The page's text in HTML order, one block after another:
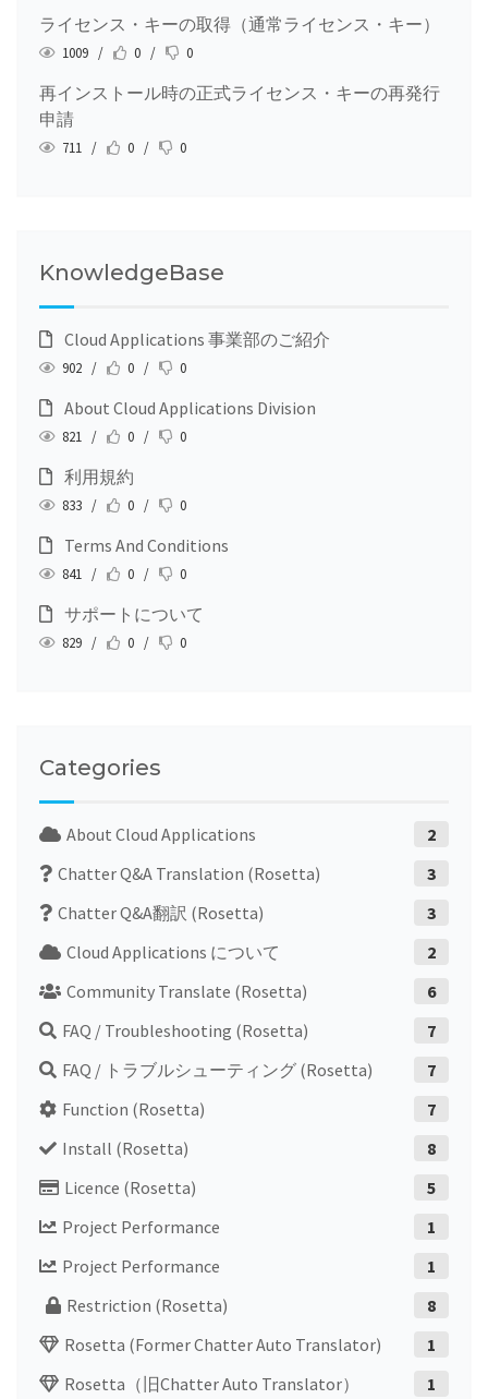
ライセンス・キーの取得（通常ライセンス・キー）
1009 / 0 / 0
再インストール時の正式ライセンス・キーの再発行
申請
711 / 0 / 0
KnowledgeBase
Cloud Applications 事業部のご紹介
902 / 0 / 0
About Cloud Applications Division
821 / 0 / 0
利用規約
833 / 0 / 0
Terms And Conditions
841 / 0 / 0
サポートについて
829 / 0 / 0
Categories
About Cloud Applications
2
Chatter Q&A Translation (Rosetta)
3
Chatter Q&A翻訳 (Rosetta)
3
Cloud Applications について
2
Community Translate (Rosetta)
6
FAQ / Troubleshooting (Rosetta)
7
FAQ / トラブルシューティング (Rosetta)
7
Function (Rosetta)
7
Install (Rosetta)
8
Licence (Rosetta)
5
Project Performance
1
Project Performance
1
Restriction (Rosetta)
8
Rosetta (former Chatter Auto Translator)
1
Rosetta（旧Chatter Auto Translator）
1